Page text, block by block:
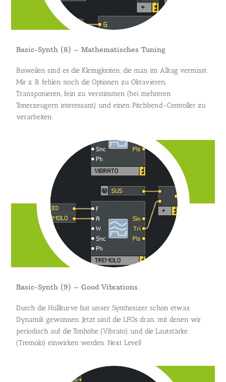
Basic-Synth (8) – Mathematisches Tuning
Bisweilen sind es die Kleinigkeiten, die man im Alltag vermisst.
Mir z. B. fehlen noch die Optionen zu Oktavieren,
Transponieren, fein zu verstimmen (bei mehreren
Tonerzeugern interessant) und einen Pitchbend-Controller zu
verarbeiten.
Basic-Synth (9) – Good Vibrations.
Durch die Hüllkurve hat unser Synthesizer schon etwas
Dynamik gewonnen. Jetzt sind die LFOs dran, mit denen wir
periodisch auf die Tonhöhe (Vibrato) und die Lautstärke
(Tremolo) einwirken werden. Next Level!